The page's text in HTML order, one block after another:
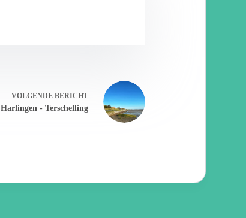
VOLGENDE BERICHT
Harlingen - Terschelling